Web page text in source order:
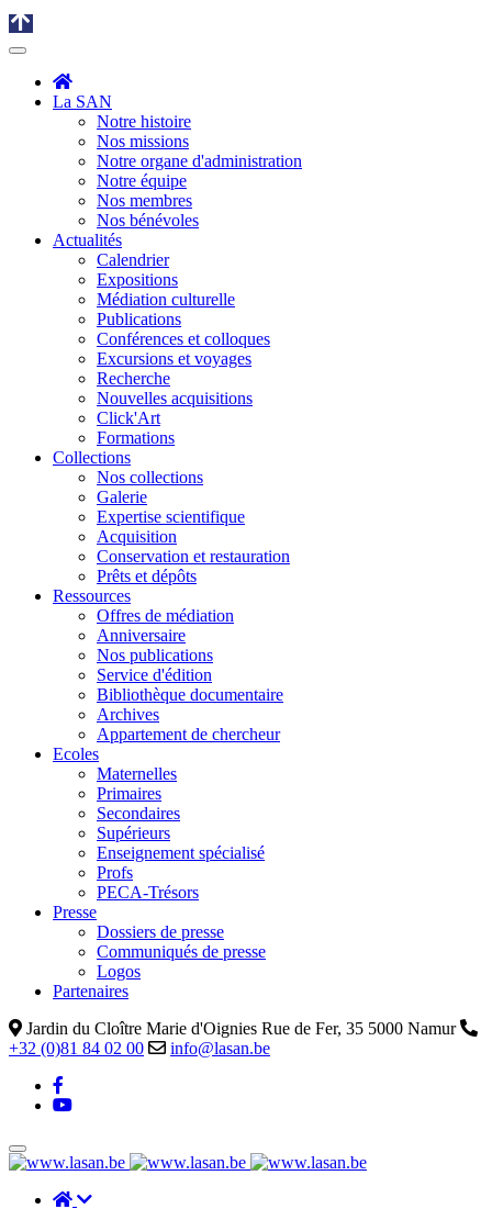
La SAN
Notre histoire
Nos missions
Notre organe d'administration
Notre équipe
Nos membres
Nos bénévoles
Actualités
Calendrier
Expositions
Médiation culturelle
Publications
Conférences et colloques
Excursions et voyages
Recherche
Nouvelles acquisitions
Click'Art
Formations
Collections
Nos collections
Galerie
Expertise scientifique
Acquisition
Conservation et restauration
Prêts et dépôts
Ressources
Offres de médiation
Anniversaire
Nos publications
Service d'édition
Bibliothèque documentaire
Archives
Appartement de chercheur
Ecoles
Maternelles
Primaires
Secondaires
Supérieurs
Enseignement spécialisé
Profs
PECA-Trésors
Presse
Dossiers de presse
Communiqués de presse
Logos
Partenaires
Jardin du Cloître Marie d'Oignies Rue de Fer, 35 5000 Namur
+32 (0)81 84 02 00
info@lasan.be